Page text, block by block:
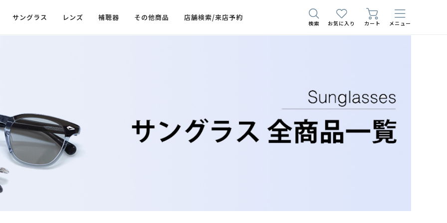
サングラス レンズ 補聴器 その他商品 店舗検索/来店予約
検索 お気に入り カート メニュー